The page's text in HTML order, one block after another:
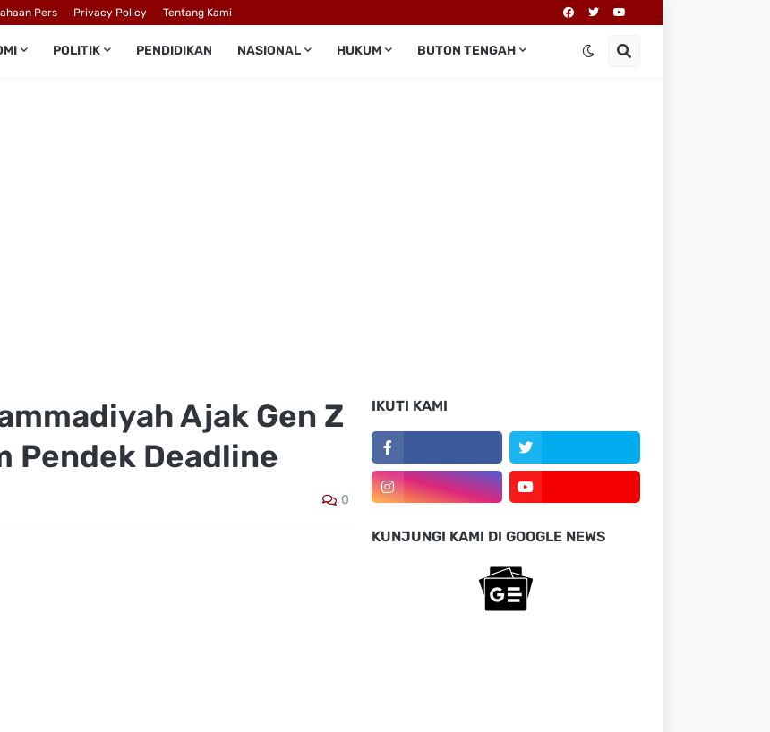
Pers Privacy Policy Tentang Kami
POLITIK PENDIDIKAN NASIONAL HUKUM BUTON TENGAH
Ajak Gen Z
Pendek Deadline
0
IKUTI KAMI
KUNJUNGI KAMI DI GOOGLE NEWS